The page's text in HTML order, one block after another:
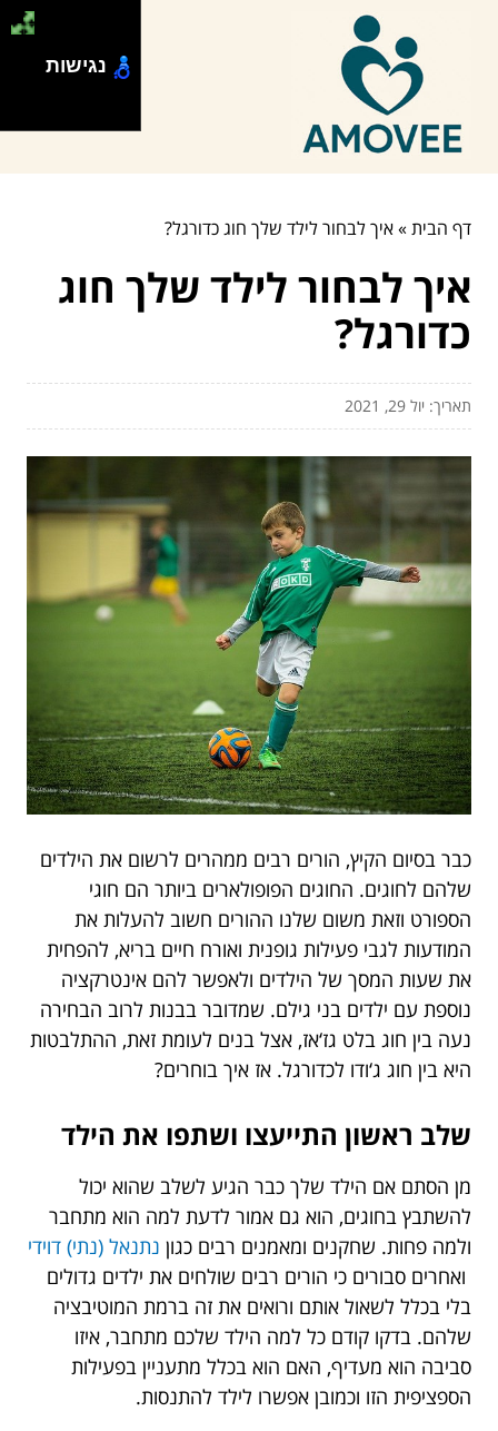
דף הבית»איך לבחור לילד שלך חוג כדורגל?
איך לבחור לילד שלך חוג
כדורגל?
תאריך: יול 29, 2021
כבר בסיום הקיץ, הורים רבים ממהרים לרשום את הילדים
שלהם לחוגים. החוגים הפופולארים ביותר הם חוגי
הספורט וזאת משום שלנו ההורים חשוב להעלות את
המודעות לגבי פעילות גופנית ואורח חיים בריא, להפחית
את שעות המסך של הילדים ולאפשר להם אינטרקציה
נוספת עם ילדים בני גילם. שמדובר בבנות לרוב הבחירה
נעה בין חוג בלט גז‘אז, אצל בנים לעומת זאת, ההתלבטות
היא בין חוג ג‘ודו לכדורגל. אז איך בוחרים?
שלב ראשון התייעצו ושתפו את הילד
מן הסתם אם הילד שלך כבר הגיע לשלב שהוא יכול
להשתבץ בחוגים, הוא גם אמור לדעת למה הוא מתחבר
ולמה פחות. שחקנים ומאמנים רבים כגון נתנאל (נתי) דוידי
ואחרים סבורים כי הורים רבים שולחים את ילדים גדולים
בלי בכלל לשאול אותם ורואים את זה ברמת המוטיבציה
שלהם. בדקו קודם כל למה הילד שלכם מתחבר, איזו
סביבה הוא מעדיף, האם הוא בכלל מתעניין בפעילות
הספציפית הזו וכמובן אפשרו לילד להתנסות.
נגישות